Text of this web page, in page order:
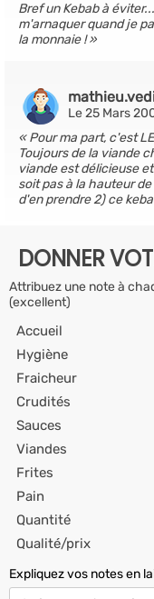
Bref un Kebab à
m'arnaquer quand je
la monnaie !
Le 25 Mars
Pour ma part, c'est
Toujours de la viande
viande est délicieuse
soit pas à la hauteur
d'en prendre 2) ce
DONNER
Attribuez une note à
(excellent)
Accueil
Hygiène
Fraicheur
Crudités
Sauces
Viandes
Frites
Pain
Quantité
Qualité/prix
Expliquez vos notes en